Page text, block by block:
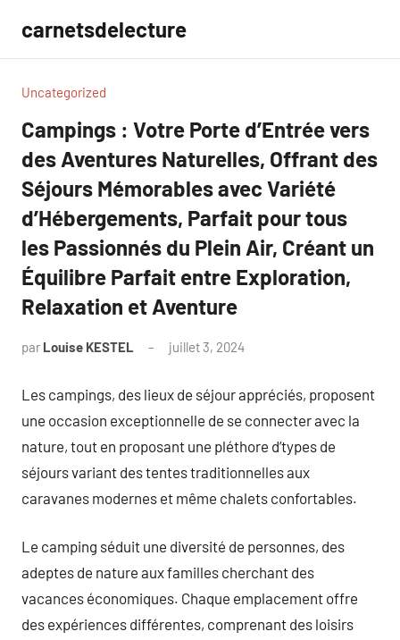
contenu
carnetsdelecture
Uncategorized
Campings : Votre Porte d’Entrée vers
des Aventures Naturelles, Offrant des
Séjours Mémorables avec Variété
d’Hébergements, Parfait pour tous
les Passionnés du Plein Air, Créant un
Équilibre Parfait entre Exploration,
Relaxation et Aventure
par Louise KESTEL juillet 3, 2024
Les campings, des lieux de séjour appréciés, proposent
une occasion exceptionnelle de se connecter avec la
nature, tout en proposant une pléthore d’types de
séjours variant des tentes traditionnelles aux
caravanes modernes et même chalets confortables.
Le camping séduit une diversité de personnes, des
adeptes de nature aux familles cherchant des
vacances économiques. Chaque emplacement offre
des expériences différentes, comprenant des loisirs